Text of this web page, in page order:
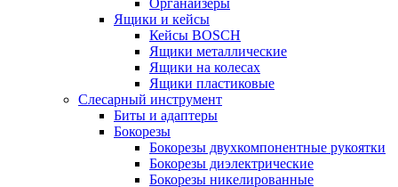
Органайзеры
Ящики и кейсы
Кейсы BOSCH
Ящики металлические
Ящики на колесах
Ящики пластиковые
Слесарный инструмент
Биты и адаптеры
Бокорезы
Бокорезы двухкомпонентные рукоятки
Бокорезы диэлектрические
Бокорезы никелированные